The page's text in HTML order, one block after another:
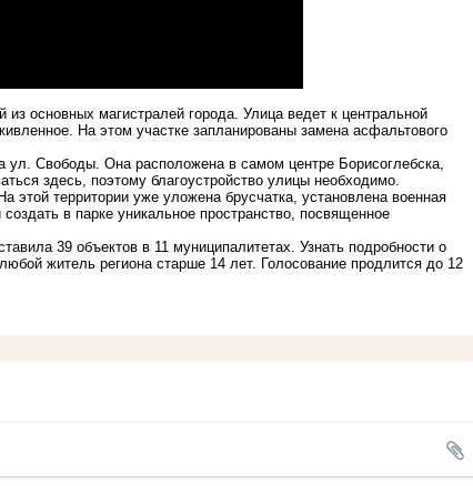
основных магистралей города. Улица ведет к центральной
На этом участке запланированы замена асфальтового
ул. Свободы. Она расположена в самом центре Борисоглебска,
здесь, поэтому благоустройство улицы необходимо.
этой территории уже уложена брусчатка, установлена военная
в парке уникальное пространство, посвященное
39 объектов в 11 муниципалитетах. Узнать подробности о
житель региона старше 14 лет. Голосование продлится до 12